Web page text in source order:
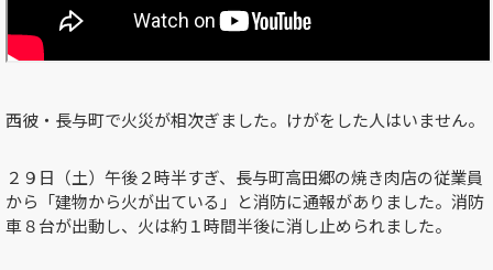
西彼・長与町で火災が相次ぎました。けがをした人はいません。
２９日（土）午後２時半すぎ、長与町高田郷の焼き肉店の従業員
から「建物から火が出ている」と消防に通報がありました。消防
車８台が出動し、火は約１時間半後に消し止められました。